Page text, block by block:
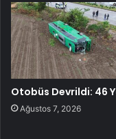
Otobüs Devrildi: 46
Ağustos 7, 2026